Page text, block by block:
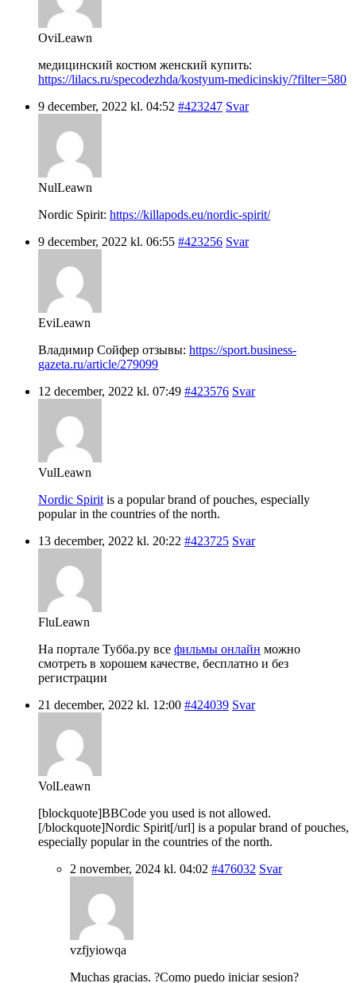
OviLeawn
медицинский костюм женский купить:
https://lilacs.ru/specodezhda/kostyum-medicinskiy/?filter=580
9 december, 2022 kl. 04:52 #423247 Svar
NulLeawn
Nordic Spirit: https://killapods.eu/nordic-spirit/
9 december, 2022 kl. 06:55 #423256 Svar
EviLeawn
Владимир Сойфер отзывы: https://sport.business-
gazeta.ru/article/279099
12 december, 2022 kl. 07:49 #423576 Svar
VulLeawn
Nordic Spirit is a popular brand of pouches, especially
popular in the countries of the north.
13 december, 2022 kl. 20:22 #423725 Svar
FluLeawn
На портале Тубба.ру все фильмы онлайн можно
смотреть в хорошем качестве, бесплатно и без
регистрации
21 december, 2022 kl. 12:00 #424039 Svar
VolLeawn
[blockquote]BBCode you used is not allowed.
[/blockquote]Nordic Spirit[/url] is a popular brand of pouches,
especially popular in the countries of the north.
2 november, 2024 kl. 04:02 #476032 Svar
vzfjyiowqa
Muchas gracias. ?Como puedo iniciar sesion?